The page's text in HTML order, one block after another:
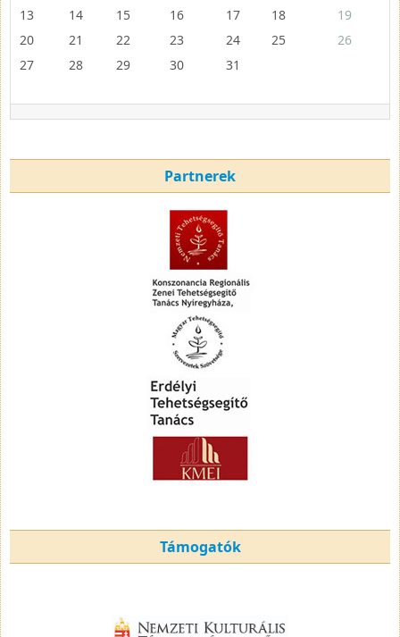
13 14 15 16 17 18
19
20
21 22 23 24 25
26
27
28 29 30 31
Partnerek
Támogatók